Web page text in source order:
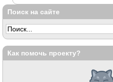
Поиск на сайте
Как помочь проекту?